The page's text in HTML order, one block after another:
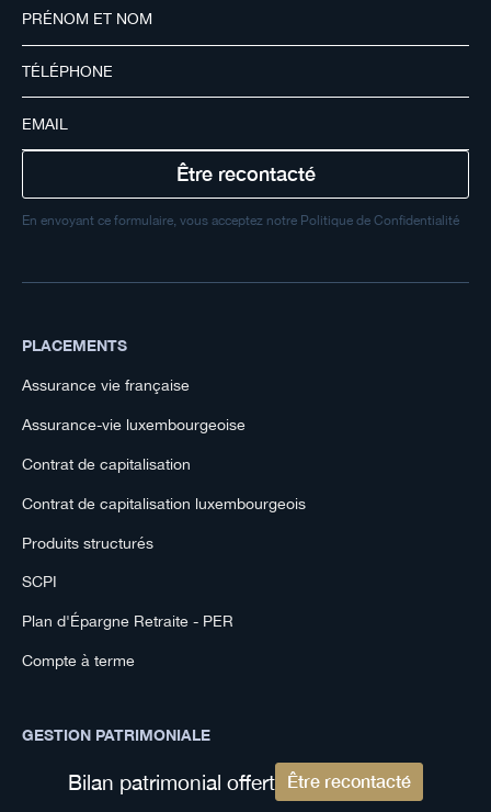
En envoyant ce formulaire, vous acceptez notre Politique de Confidentialité
PLACEMENTS
Assurance vie française
Assurance-vie luxembourgeoise
Contrat de capitalisation
Contrat de capitalisation luxembourgeois
Produits structurés
SCPI
Plan d'Épargne Retraite - PER
Compte à terme
GESTION PATRIMONIALE
Placer son argent à l'étranger
Bilan patrimonial offert Être recontacté